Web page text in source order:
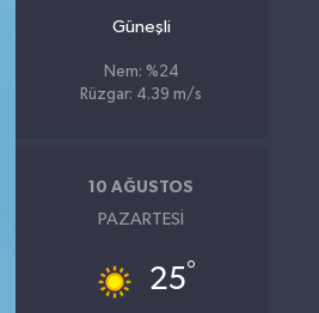
Güneşli
Nem: %24
Rüzgar: 4.39 m/s
10 AĞUSTOS
PAZARTESI
25°